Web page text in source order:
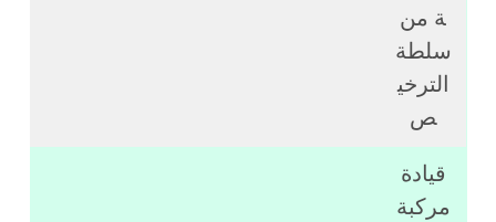
ة من
سلطة
الترخي
ص
قيادة
مركبة